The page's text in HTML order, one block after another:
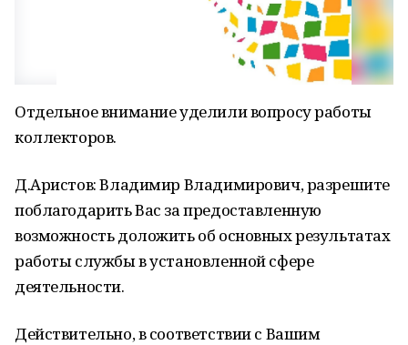
Отдельное внимание уделили вопросу работы
коллекторов.
Д.Аристов: Владимир Владимирович, разрешите
поблагодарить Вас за предоставленную
возможность доложить об основных результатах
работы службы в установленной сфере
деятельности.
Действительно, в соответствии с Вашим